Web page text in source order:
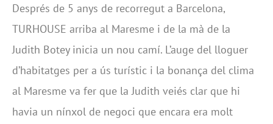
Després de 5 anys de recorregut a Barcelona,
TURHOUSE arriba al Maresme i de la mà de la
Judith Botey inicia un nou camí. L’auge del lloguer
d’habitatges per a ús turístic i la bonança del clima
al Maresme va fer que la Judith veiés clar que hi
havia un nínxol de negoci que encara era molt